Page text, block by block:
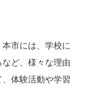
市には、学校に
ど、様々な理由
体験活動や学習